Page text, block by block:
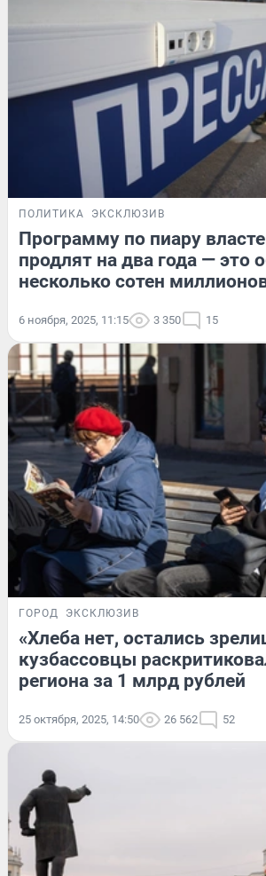
ПОЛИТИКА ЭКСКЛЮЗИВ
Программу по пиару
продлят на два года — это
несколько сотен
6 ноября, 2025, 11:15 3 350 15
ГОРОД ЭКСКЛЮЗИВ
«Хлеба нет, остались
кузбассовцы
региона за 1 млрд рублей
25 октября, 2025, 14:50 26 562 52